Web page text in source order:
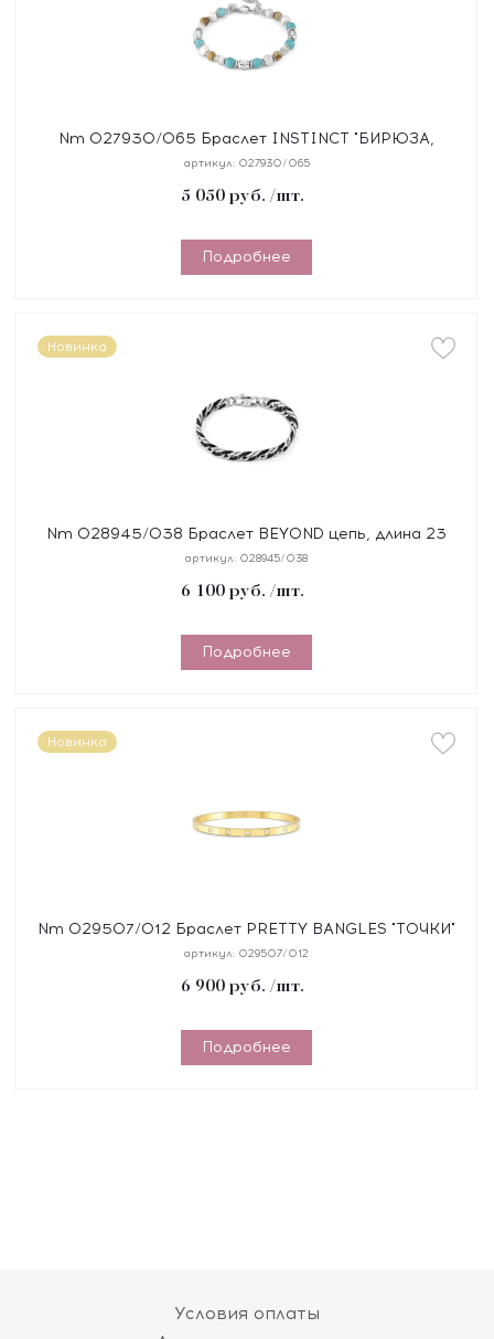
Nm 027930/065 Браслет INSTINCT "БИРЮЗА,
ЯШМА" размер 18-21 см, синтетический шнур, сталь,
артикул: 027930/065
5 050 руб. /шт.
Подробнее
Новинка
Nm 028945/038 Браслет BEYOND цепь, длина 23
см, сталь, покрытие черное PVD
артикул: 028945/038
6 100 руб. /шт.
Подробнее
Новинка
Nm 029507/012 Браслет PRETTY BANGLES "ТОЧКИ"
размер 17 см, сталь, цирконы, покрытие желтое PVD
артикул: 029507/012
6 900 руб. /шт.
Подробнее
Условия оплаты